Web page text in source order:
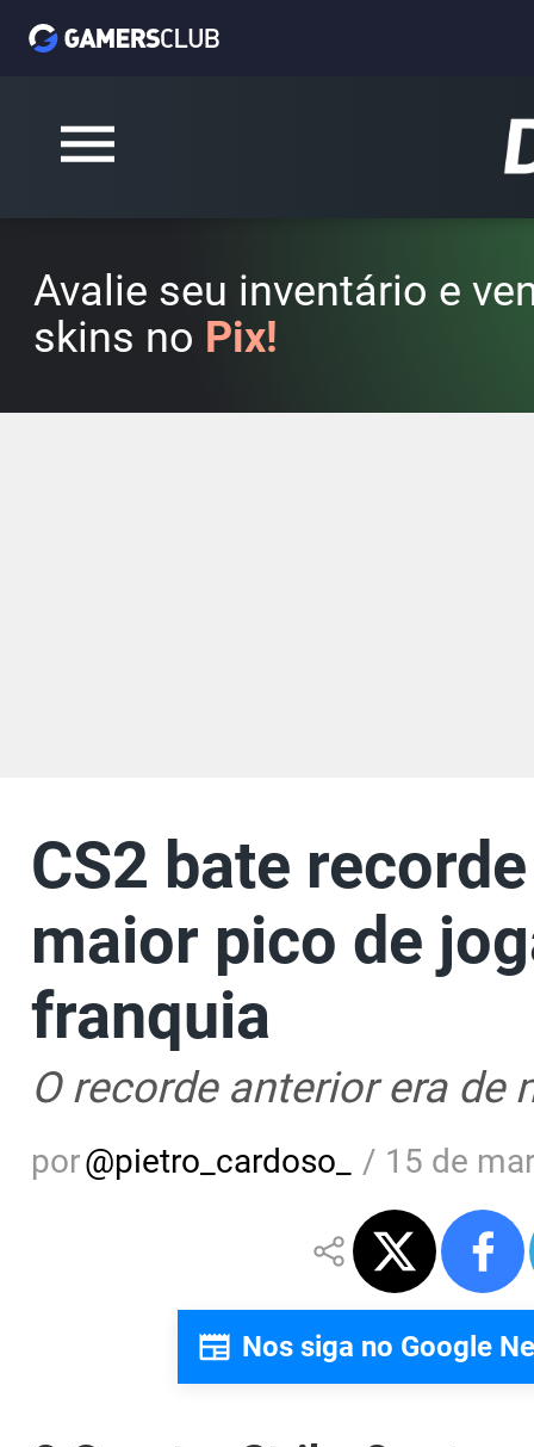
Avalie seu inventário e
skins no Pix!
CS2 bate
maior pico de
franquia
O recorde anterior era de
por@pietro_cardoso_ / 15 de
Nos siga no Google